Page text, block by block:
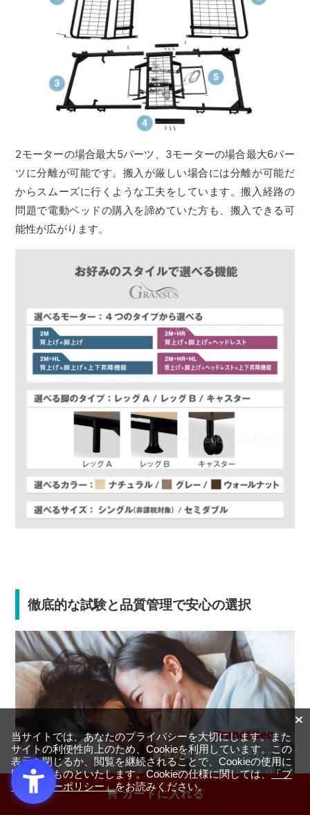
カートに入れる
2モーターの場合最大5パーツ、3モーターの場合最大6パー
ツに分離が可能です。搬入が厳しい場合には分離が可能だ
からスムーズに行くような工夫をしています。搬入経路の
問題で電動ベッドの購入を諦めていた方も、搬入できる可
能性が広がります。
徹底的な試験と品質管理で安心の選択
当サイトでは、あなたのプライバシーを大切にします。また
サイトの利便性向上のため、Cookieを利用しています。この
表示を閉じるか、閲覧を継続されることで、Cookieの使用に
同意するものといたします。Cookieの仕様に関しては、「プ
ライバシーポリシー」をお読みください。